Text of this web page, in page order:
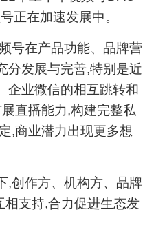
正在加速发展中。
在产品功能、品牌营
分发展与完善,特别是近
企业微信的相互跳转和
直播能力,构建完整私
,商业潜力出现更多想
作方、机构方、品牌
支持,合力促进生态发